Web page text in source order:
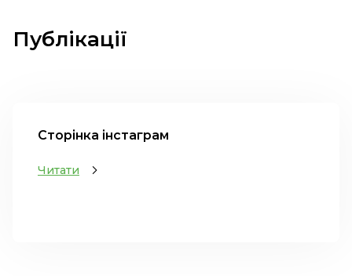
Публікації
Сторінка інстаграм
Читати